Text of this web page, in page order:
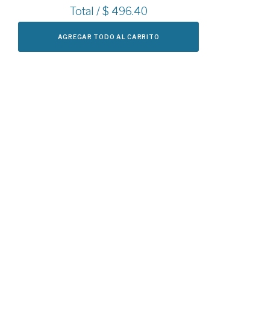
Total / $ 496.40
AGREGAR TODO AL CARRITO